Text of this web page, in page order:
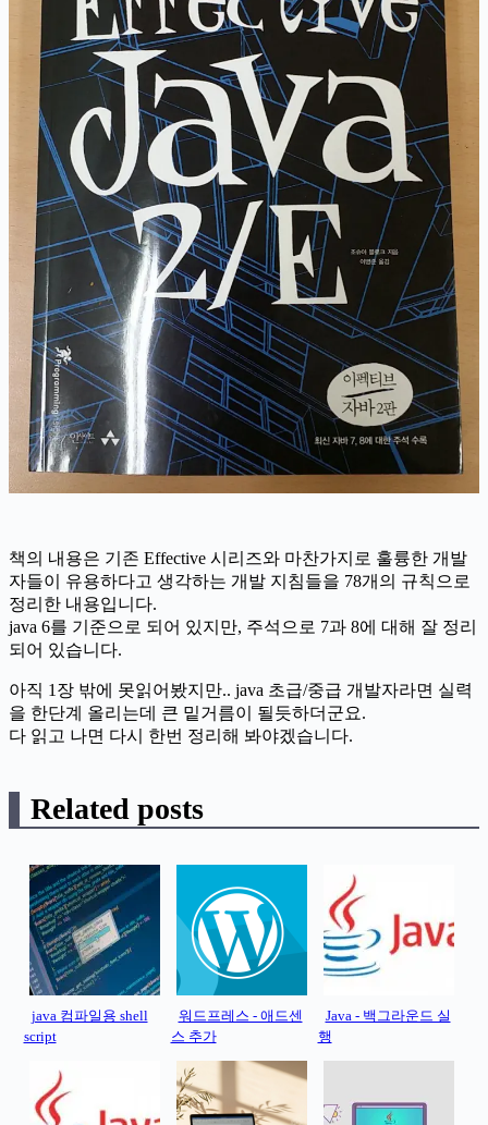
책의 내용은 기존 Effective 시리즈와 마찬가지로 훌륭한 개발
자들이 유용하다고 생각하는 개발 지침들을 78개의 규칙으로
정리한 내용입니다.
java 6를 기준으로 되어 있지만, 주석으로 7과 8에 대해 잘 정리
되어 있습니다.
아직 1장 밖에 못읽어봤지만.. java 초급/중급 개발자라면 실력
을 한단계 올리는데 큰 밑거름이 될듯하더군요.
다 읽고 나면 다시 한번 정리해 봐야겠습니다.
Related posts
java 컴파일용 shell
script
워드프레스 - 애드센
스 추가
Java - 백그라운드 실
행